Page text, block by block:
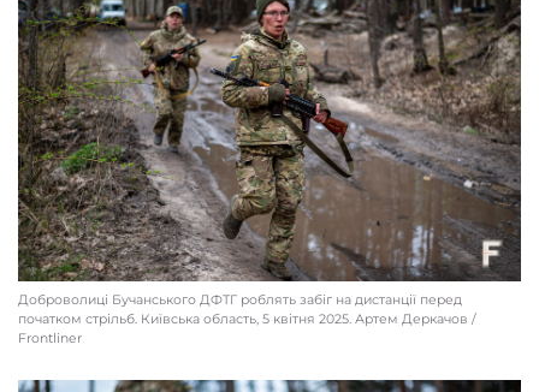
Доброволиці Бучанського ДФТГ роблять забіг на дистанції перед
початком стрільб. Київcька область, 5 квітня 2025. Артем Деркачов /
Frontliner